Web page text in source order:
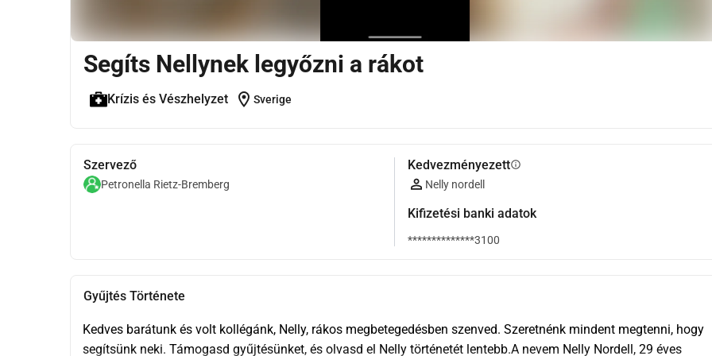
Segíts Nellynek legyőzni a rákot
Krízis és Vészhelyzet location_on Sverige
Szervező
Petronella Rietz-Bremberg
Kedvezményezettinfo
Nelly nordell
Kifizetési banki adatok
**************3100
Gyűjtés Története
Kedves barátunk és volt kollégánk, Nelly, rákos megbetegedésben szenved. Szeretnénk mindent megtenni, hogy
segítsünk neki. Támogasd gyűjtésünket, és olvasd el Nelly történetét lentebb.A nevem Nelly Nordell, 29 éves